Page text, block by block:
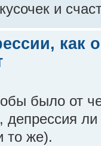
и
как
было от
депрессия
то же).